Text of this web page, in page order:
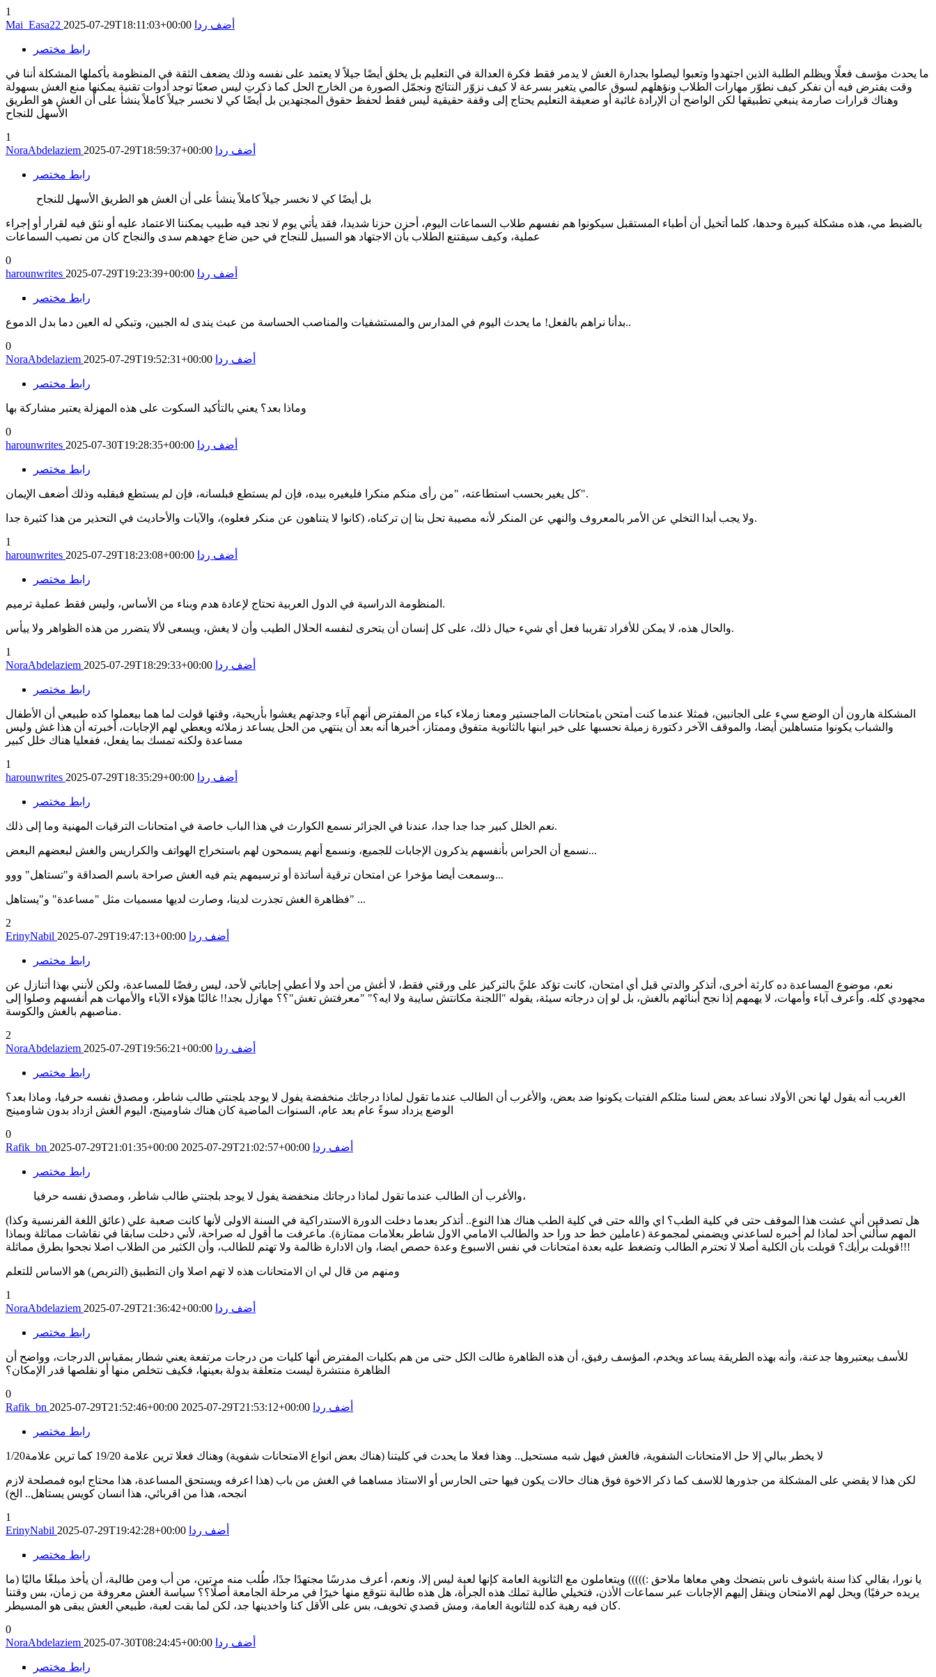
1
Mai_Easa22 2025-07-29T18:11:03+00:00 أضف ردا
رابط مختصر
ما يحدث مؤسف فعلًا ويظلم الطلبة الذين اجتهدوا وتعبوا ليصلوا بجدارة الغش لا يدمر فقط فكرة العدالة في التعليم بل يخلق أيضًا جيلاً لا يعتمد على نفسه وذلك يضعف الثقة في المنظومة بأكملها المشكلة أننا في
وقت يفترض فيه أن نفكر كيف نطوّر مهارات الطلاب ونؤهلهم لسوق عالمي يتغير بسرعة لا كيف نزوّر النتائج ونجمّل الصورة من الخارج الحل كما ذكرتِ ليس صعبًا توجد أدوات تقنية يمكنها منع الغش بسهولة
وهناك قرارات صارمة ينبغي تطبيقها لكن الواضح أن الإرادة غائبة أو ضعيفة التعليم يحتاج إلى وقفة حقيقية ليس فقط لحفظ حقوق المجتهدين بل أيضًا كي لا نخسر جيلاً كاملاً ينشأ على أن الغش هو الطريق
الأسهل للنجاح
1
NoraAbdelaziem 2025-07-29T18:59:37+00:00 أضف ردا
رابط مختصر
بل أيضًا كي لا نخسر جيلاً كاملاً ينشأ على أن الغش هو الطريق الأسهل للنجاح
بالضبط مي، هذه مشكلة كبيرة وحدها، كلما أتخيل أن أطباء المستقبل سيكونوا هم نفسهم طلاب السماعات اليوم، أحزن حزنا شديدا، فقد يأتي يوم لا نجد فيه طبيب يمكننا الاعتماد عليه أو نثق فيه لقرار أو إجراء
عملية، وكيف سيقتنع الطلاب بأن الاجتهاد هو السبيل للنجاح في حين ضاع جهدهم سدى والنجاح كان من نصيب السماعات
0
harounwrites 2025-07-29T19:23:39+00:00 أضف ردا
رابط مختصر
بدأنا نراهم بالفعل! ما يحدث اليوم في المدارس والمستشفيات والمناصب الحساسة من عبث يندى له الجبين، وتبكي له العين دما بدل الدموع..
0
NoraAbdelaziem 2025-07-29T19:52:31+00:00 أضف ردا
رابط مختصر
وماذا بعد؟ يعني بالتأكيد السكوت على هذه المهزلة يعتبر مشاركة بها
0
harounwrites 2025-07-30T19:28:35+00:00 أضف ردا
رابط مختصر
كل يغير بحسب استطاعته، "من رأى منكم منكرا فليغيره بيده، فإن لم يستطع فبلسانه، فإن لم يستطع فبقلبه وذلك أضعف الإيمان".
ولا يجب أبدا التخلي عن الأمر بالمعروف والنهي عن المنكر لأنه مصيبة تحل بنا إن تركناه، (كانوا لا يتناهون عن منكر فعلوه)، والآيات والأحاديث في التحذير من هذا كثيرة جدا.
1
harounwrites 2025-07-29T18:23:08+00:00 أضف ردا
رابط مختصر
المنظومة الدراسية في الدول العربية تحتاج لإعادة هدم وبناء من الأساس، وليس فقط عملية ترميم.
والحال هذه، لا يمكن للأفراد تقريبا فعل أي شيء حيال ذلك، على كل إنسان أن يتحرى لنفسه الحلال الطيب وأن لا يغش، ويسعى لألا يتضرر من هذه الظواهر ولا ييأس.
1
NoraAbdelaziem 2025-07-29T18:29:33+00:00 أضف ردا
رابط مختصر
المشكلة هارون أن الوضع سيء على الجانبين، فمثلا عندما كنت أمتحن بامتحانات الماجستير ومعنا زملاء كباء من المفترض أنهم آباء وجدتهم يغشوا بأريحية، وقتها قولت لما هما بيعملوا كده طبيعي أن الأطفال
والشباب يكونوا متساهلين أيضا، والموقف الآخر دكتورة زميلة نحسبها على خير ابنها بالثانوية متفوق وممتاز، أخبرها أنه بعد أن ينتهي من الحل يساعد زملائه ويعطي لهم الإجابات، أخبرته أن هذا غش وليس
مساعدة ولكنه تمسك بما يفعل، ففعليا هناك خلل كبير
1
harounwrites 2025-07-29T18:35:29+00:00 أضف ردا
رابط مختصر
نعم الخلل كبير جدا جدا جدا، عندنا في الجزائر نسمع الكوارث في هذا الباب خاصة في امتحانات الترقيات المهنية وما إلى ذلك.
نسمع أن الحراس بأنفسهم يذكرون الإجابات للجميع، ونسمع أنهم يسمحون لهم باستخراج الهواتف والكراريس والغش لبعضهم البعض...
وسمعت أيضا مؤخرا عن امتحان ترقية أساتذة أو ترسيمهم يتم فيه الغش صراحة باسم الصداقة و"تستاهل" ووو...
فظاهرة الغش تجذرت لدينا، وصارت لديها مسميات مثل "مساعدة" و"يستاهل" ...
2
ErinyNabil 2025-07-29T19:47:13+00:00 أضف ردا
رابط مختصر
نعم، موضوع المساعدة ده كارثة أخرى، أتذكر والدتي قبل أي امتحان، كانت تؤكد عليَّ بالتركيز على ورقتي فقط، لا أغش من أحد ولا أعطي إجاباتي لأحد، ليس رفضًا للمساعدة، ولكن لأنني بهذا أتنازل عن
مجهودي كله. وأعرف آباء وأمهات، لا يهمهم إذا نجح أبنائهم بالغش، بل لو إن درجاته سيئة، يقوله "اللجنة مكانتش سايبة ولا ايه؟" "معرفتش تغش"؟؟ مهازل بجد!! غالبًا هؤلاء الآباء والأمهات هم أنفسهم وصلوا إلى
مناصبهم بالغش والكوسة.
2
NoraAbdelaziem 2025-07-29T19:56:21+00:00 أضف ردا
رابط مختصر
الغريب أنه يقول لها نحن الأولاد نساعد بعض لسنا مثلكم الفتيات يكونوا ضد بعض، والأغرب أن الطالب عندما تقول لماذا درجاتك منخفضة يفول لا يوجد بلجنتي طالب شاطر، ومصدق نفسه حرفيا، وماذا بعد؟
الوضع يزداد سوءً عام بعد عام، السنوات الماضية كان هناك شاومينج، اليوم الغش ازداد بدون شاومينج
0
Rafik_bn 2025-07-29T21:01:35+00:00 2025-07-29T21:02:57+00:00 أضف ردا
رابط مختصر
والأغرب أن الطالب عندما تقول لماذا درجاتك منخفضة يفول لا يوجد بلجنتي طالب شاطر، ومصدق نفسه حرفيا،
هل تصدقين أني عشت هذا الموقف حتى في كلية الطب؟ اي والله حتى في كلية الطب هناك هذا النوع.. أتذكر بعدما دخلت الدورة الاستدراكية في السنة الاولى لأنها كانت صعبة علي (عائق اللغة الفرنسية وكذا)
المهم سألني أحد لماذا لم أخبره لساعدني ويضمني لمجموعة (عاملين خط حد ورا حد والطالب الامامي الاول شاطر بعلامات ممتازة). ماعرفت ما أقول له صراحة، لأني دخلت سابقا في نقاشات مماثلة وبماذا
قوبلت برأيك؟ قوبلت بأن الكلية أصلا لا تحترم الطالب وتضغط عليه بعدة امتحانات في نفس الاسبوع وعدة حصص ايضا، وان الادارة ظالمة ولا تهتم للطالب، وأن الكثير من الطلاب اصلا نجحوا بطرق مماثلة!!!
ومنهم من قال لي ان الامتحانات هذه لا تهم اصلا وان التطبيق (التربص) هو الاساس للتعلم
1
NoraAbdelaziem 2025-07-29T21:36:42+00:00 أضف ردا
رابط مختصر
للأسف بيعتبروها جدعنة، وأنه بهذه الطريقة يساعد ويخدم، المؤسف رفيق، أن هذه الظاهرة طالت الكل حتى من هم بكليات المفترض أنها كليات من درجات مرتفعة يعني شطار بمقياس الدرجات، وواضح أن
الظاهرة منتشرة ليست متعلقة بدولة بعينها، فكيف نتخلص منها أو نقلصها قدر الإمكان؟
0
Rafik_bn 2025-07-29T21:52:46+00:00 2025-07-29T21:53:12+00:00 أضف ردا
رابط مختصر
لا يخطر ببالي إلا حل الامتحانات الشفوية، فالغش فيهل شبه مستحيل.. وهذا فعلا ما يحدث في كليتنا (هناك بعض انواع الامتحانات شفوية) وهناك فعلا ترين علامة 19/20 كما ترين علامة1/20
لكن هذا لا يقضي على المشكلة من جذورها للاسف كما ذكر الاخوة فوق هناك حالات يكون فيها حتى الحارس أو الاستاذ مساهما في الغش من باب (هذا اعرفه ويستحق المساعدة، هذا محتاج ابوه فمصلحة لازم
انجحه، هذا من اقربائي، هذا انسان كويس يستاهل.. الخ)
1
ErinyNabil 2025-07-29T19:42:28+00:00 أضف ردا
رابط مختصر
يا نورا، بقالي كذا سنة باشوف ناس بتضحك وهي معاها ملاحق :))))) ويتعاملون مع الثانوية العامة كإنها لعبة ليس إلا، ونعم، أعرف مدرسًا مجتهدًا جدًا، طُلب منه مرتين، من أب ومن طالبة، أن يأخذ مبلغًا ماليًا (ما
يريده حرفيًا) ويحل لهم الامتحان وينقل إليهم الإجابات عبر سماعات الأذن، فتخيلي طالبة تملك هذه الجرأة، هل هذه طالبة نتوقع منها خيرًا في مرحلة الجامعة أصلًا؟؟ سياسة الغش معروفة من زمان، بس وقتنا
كان فيه رهبة كده للثانوية العامة، ومش قصدي تخويف، بس على الأقل كنا واخدينها جد، لكن لما بقت لعبة، طبيعي الغش يبقى هو المسيطر.
0
NoraAbdelaziem 2025-07-30T08:24:45+00:00 أضف ردا
رابط مختصر